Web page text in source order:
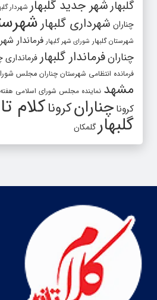
گلبهارشهر جدید گلبهار شهردار
چناران شهرداری گلبهار
شهرستان گلبهار شورای شهر گلبهار فرماندار
چنارانفرماندار گلبهار فرمانداری
فرمانده انتظامی شهرستان چناران مجلس
مشهد نماینده مجلس شورای اسلامی
کرونا چنارانکروناکلام
گلبهارگلمکان